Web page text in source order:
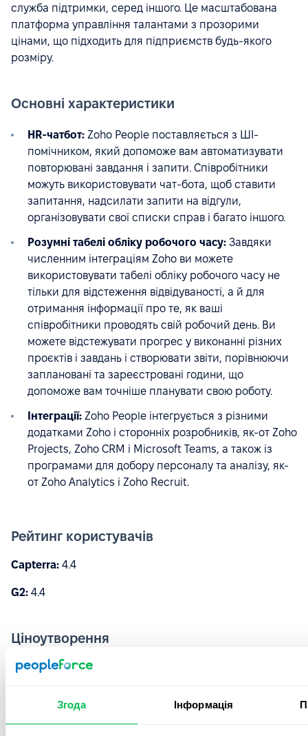
Згода Інформація
служба підтримки, серед іншого. Це масштабована
платформа управління талантами з прозорими
цінами, що підходить для підприємств будь-якого
розміру.
Основні характеристики
HR-чатбот: Zoho People поставляється з ШІ-
помічником, який допоможе вам автоматизувати
повторювані завдання і запити. Співробітники
можуть використовувати чат-бота, щоб ставити
запитання, надсилати запити на відгули,
організовувати свої списки справ і багато іншого.
Розумні табелі обліку робочого часу: Завдяки
численним інтеграціям Zoho ви можете
використовувати табелі обліку робочого часу не
тільки для відстеження відвідуваності, а й для
отримання інформації про те, як ваші
співробітники проводять свій робочий день. Ви
можете відстежувати прогрес у виконанні різних
проєктів і завдань і створювати звіти, порівнюючи
заплановані та зареєстровані години, що
допоможе вам точніше планувати свою роботу.
Інтеграції: Zoho People інтегрується з різними
додатками Zoho і сторонніх розробників, як-от Zoho
Projects, Zoho CRM і Microsoft Teams, а також із
програмами для добору персоналу та аналізу, як-
от Zoho Analytics і Zoho Recruit.
Рейтинг користувачів
Capterra: 4.4
G2: 4.4
Ціноутворення
Безкоштовний план: безкоштовно для 5
План Essential HR: €1,50 за користувача на місяць